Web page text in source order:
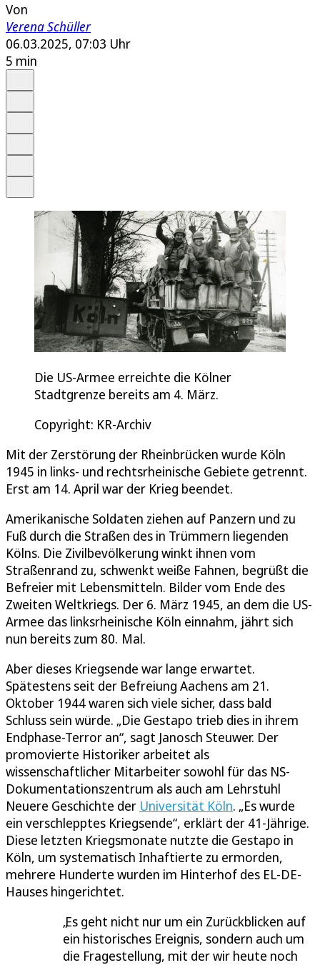
Von
Verena Schüller
06.03.2025, 07:03 Uhr
5 min
Die US-Armee erreichte die Kölner
Stadtgrenze bereits am 4. März.
Copyright: KR-Archiv
Mit der Zerstörung der Rheinbrücken wurde Köln
1945 in links- und rechtsrheinische Gebiete getrennt.
Erst am 14. April war der Krieg beendet.
Amerikanische Soldaten ziehen auf Panzern und zu
Fuß durch die Straßen des in Trümmern liegenden
Kölns. Die Zivilbevölkerung winkt ihnen vom
Straßenrand zu, schwenkt weiße Fahnen, begrüßt die
Befreier mit Lebensmitteln. Bilder vom Ende des
Zweiten Weltkriegs. Der 6. März 1945, an dem die US-
Armee das linksrheinische Köln einnahm, jährt sich
nun bereits zum 80. Mal.
Aber dieses Kriegsende war lange erwartet.
Spätestens seit der Befreiung Aachens am 21.
Oktober 1944 waren sich viele sicher, dass bald
Schluss sein würde. „Die Gestapo trieb dies in ihrem
Endphase-Terror an“, sagt Janosch Steuwer. Der
promovierte Historiker arbeitet als
wissenschaftlicher Mitarbeiter sowohl für das NS-
Dokumentationszentrum als auch am Lehrstuhl
Neuere Geschichte der Universität Köln. „Es wurde
ein verschlepptes Kriegsende“, erklärt der 41-Jährige.
Diese letzten Kriegsmonate nutzte die Gestapo in
Köln, um systematisch Inhaftierte zu ermorden,
mehrere Hunderte wurden im Hinterhof des EL-DE-
Hauses hingerichtet.
Es geht nicht nur um ein Zurückblicken auf
ein historisches Ereignis, sondern auch um
die Fragestellung, mit der wir heute noch